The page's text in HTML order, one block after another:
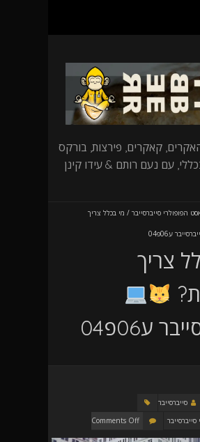
קאקרים, פירצות, בורקס
עם נעם רותם & עידו קינן
הפופולרי סייברסייבר / מי בכלל צריך
ע06פ04
צריך
ע06פ04
סייברסייבר
Comments Off